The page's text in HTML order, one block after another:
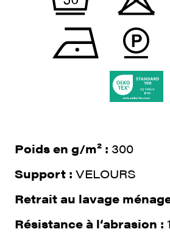
Poids en g/m² : 300
Support : VELOURS
Retrait au lavage
Résistance à l‘abrasion :